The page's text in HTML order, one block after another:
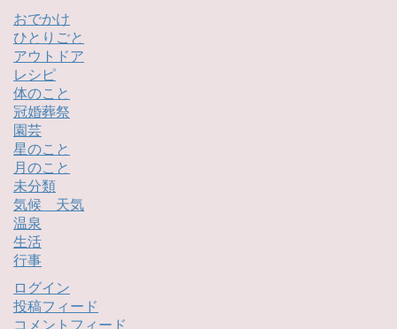
おでかけ
ひとりごと
アウトドア
レシピ
体のこと
冠婚葬祭
園芸
星のこと
月のこと
未分類
気候 天気
温泉
生活
行事
ログイン
投稿フィード
コメントフィード